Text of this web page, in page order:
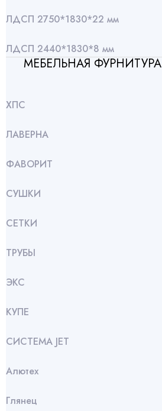
ЛДСП 2750*1830*22 мм
ЛДСП 2440*1830*8 мм
МЕБЕЛЬНАЯ ФУРНИТУРА
ХПС
ЛАВЕРНА
ФАВОРИТ
СУШКИ
СЕТКИ
ТРУБЫ
ЭКС
КУПЕ
СИСТЕМА JET
Алютех
Глянец